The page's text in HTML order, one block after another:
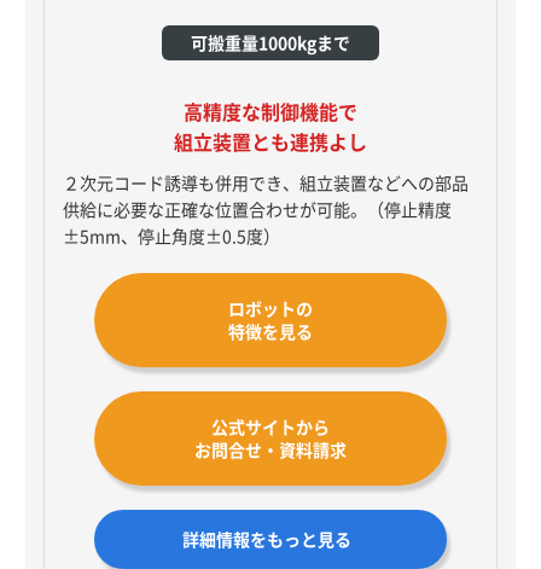
可搬重量1000kgまで
高精度な制御機能で
組立装置とも連携よし
２次元コード誘導も併用でき、組立装置などへの部品
供給に必要な正確な位置合わせが可能。（停止精度
±5mm、停止角度±0.5度）
ロボットの
特徴を見る
公式サイトから
お問合せ・資料請求
詳細情報をもっと見る